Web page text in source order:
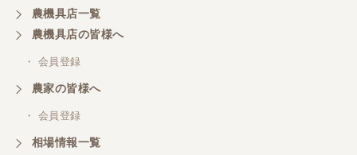
農機具店一覧
農機具店の皆様へ
・ 会員登録
農家の皆様へ
・ 会員登録
相場情報一覧